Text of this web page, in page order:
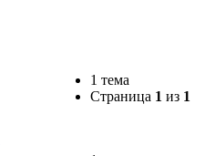
1 тема
Страница 1 из 1